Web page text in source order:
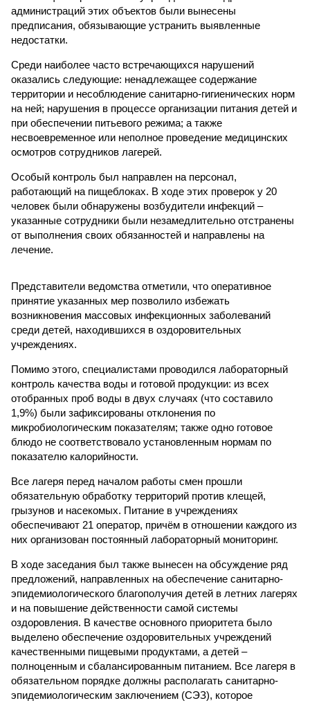
администраций этих объектов были вынесены
предписания, обязывающие устранить выявленные
недостатки.
Среди наиболее часто встречающихся нарушений
оказались следующие: ненадлежащее содержание
территории и несоблюдение санитарно-гигиенических норм
на ней; нарушения в процессе организации питания детей и
при обеспечении питьевого режима; а также
несвоевременное или неполное проведение медицинских
осмотров сотрудников лагерей.
Особый контроль был направлен на персонал,
работающий на пищеблоках. В ходе этих проверок у 20
человек были обнаружены возбудители инфекций –
указанные сотрудники были незамедлительно отстранены
от выполнения своих обязанностей и направлены на
лечение.
Представители ведомства отметили, что оперативное
принятие указанных мер позволило избежать
возникновения массовых инфекционных заболеваний
среди детей, находившихся в оздоровительных
учреждениях.
Помимо этого, специалистами проводился лабораторный
контроль качества воды и готовой продукции: из всех
отобранных проб воды в двух случаях (что составило
1,9%) были зафиксированы отклонения по
микробиологическим показателям; также одно готовое
блюдо не соответствовало установленным нормам по
показателю калорийности.
Все лагеря перед началом работы смен прошли
обязательную обработку территорий против клещей,
грызунов и насекомых. Питание в учреждениях
обеспечивают 21 оператор, причём в отношении каждого из
них организован постоянный лабораторный мониторинг.
В ходе заседания был также вынесен на обсуждение ряд
предложений, направленных на обеспечение санитарно-
эпидемиологического благополучия детей в летних лагерях
и на повышение действенности самой системы
оздоровления. В качестве основного приоритета было
выделено обеспечение оздоровительных учреждений
качественными пищевыми продуктами, а детей –
полноценным и сбалансированным питанием. Все лагеря в
обязательном порядке должны располагать санитарно-
эпидемиологическим заключением (СЭЗ), которое